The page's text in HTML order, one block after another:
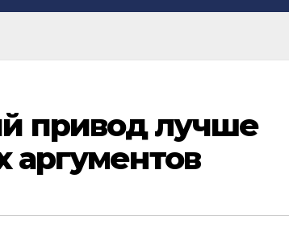
привод лучше
аргументов